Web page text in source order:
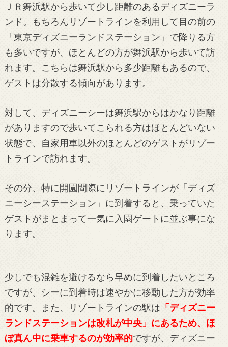
ＪＲ舞浜駅から歩いて少し距離のあるディズニーラ
ンド。もちろんリゾートラインを利用して目の前の
「東京ディズニーランドステーション」で降りる方
も多いですが、ほとんどの方が舞浜駅から歩いて訪
れます。こちらは舞浜駅から多少距離もあるので、
ゲストは分散する傾向があります。
対して、ディズニーシーは舞浜駅からはかなり距離
がありますので歩いてこられる方はほとんどいない
状態で、自家用車以外のほとんどのゲストがリゾー
トラインで訪れます。
その分、特に開園間際にリゾートラインが「ディズ
ニーシーステーション」に到着すると、乗っていた
ゲストがまとまって一気に入園ゲートに並ぶ事にな
ります。
少しでも混雑を避けるなら早めに到着したいところ
ですが、シーに到着時は速やかに移動した方が効率
的です。また、リゾートラインの駅は 「ディズニー
ランドステーションは改札が中央」にあるため、ほ
ぼ真ん中に乗車するのが効率的ですが、ディズニー